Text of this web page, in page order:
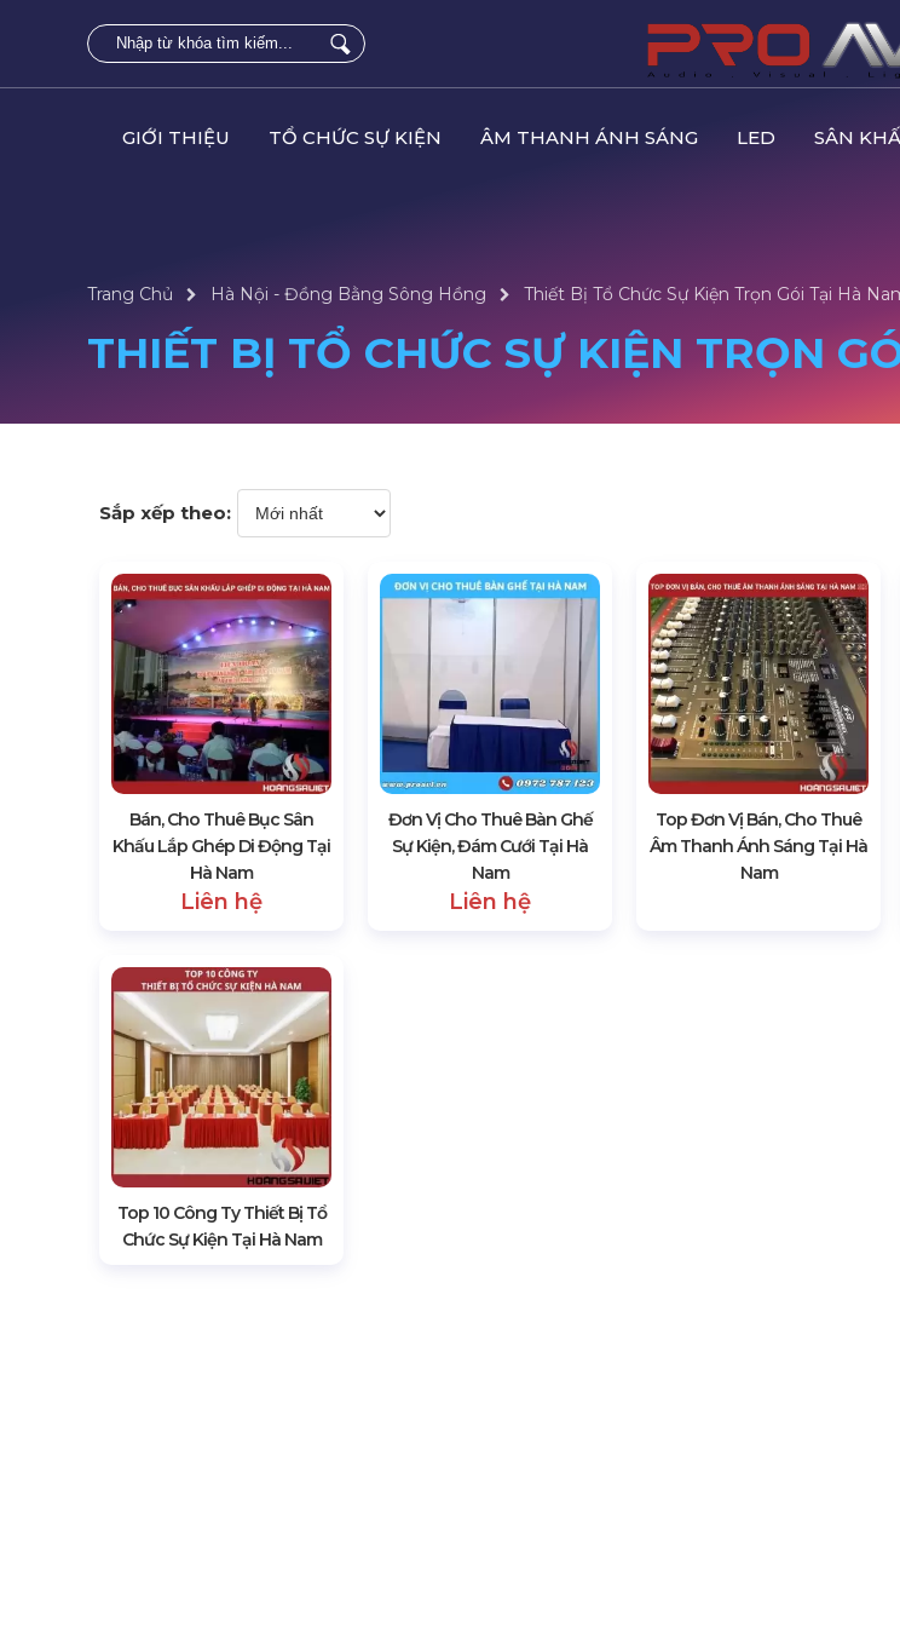
GIỚI THIỆU TỔ CHỨC SỰ KIỆN ÂM THANH ÁNH SÁNG LED SÂN
Trang Chủ Hà Nội - Đồng Bằng Sông Hồng Thiết Bị Tổ Chức Sự Kiện Trọn Gói Tại Hà
THIẾT BỊ TỔ CHỨC SỰ KIỆN TRỌN
Sắp xếp theo:
Bán, Cho Thuê Bục Sân
Khấu Lắp Ghép Di Động Tại
Hà Nam
Liên hệ
Đơn Vị Cho Thuê Bàn Ghế
Sự Kiện, Đám Cưới Tại Hà
Nam
Liên hệ
Top Đơn Vị Bán, Cho Thuê
Âm Thanh Ánh Sáng Tại Hà
Nam
Top 10 Công Ty Thiết Bị Tổ
Chức Sự Kiện Tại Hà Nam